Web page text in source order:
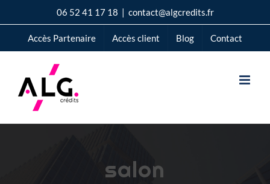
au
06 52 41 17 18 | contact@algcredits.fr
Accès Partenaire Accès client Blog Contact
salon